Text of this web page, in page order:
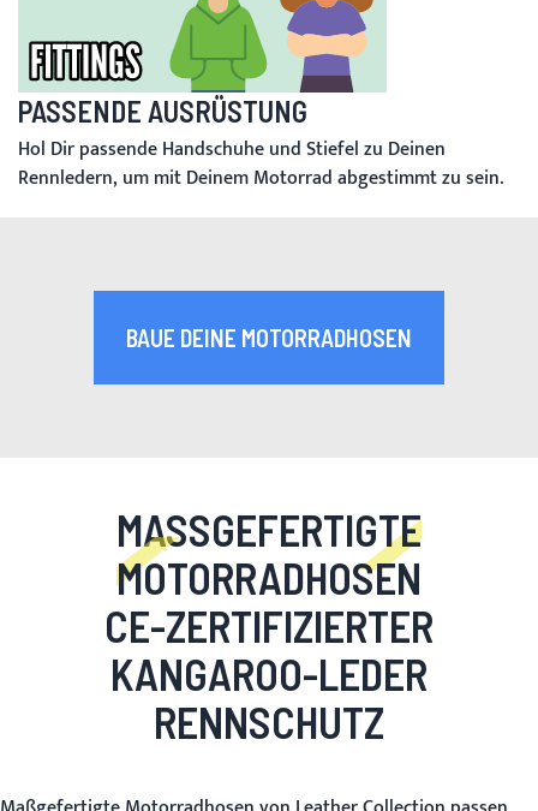
PASSENDE AUSRÜSTUNG
Hol Dir passende Handschuhe und Stiefel zu Deinen
Rennledern, um mit Deinem Motorrad abgestimmt zu sein.
BAUE DEINE MOTORRADHOSEN
MASSGEFERTIGTE M
OTORRADHOSEN
CE-ZERTIFIZIERTER
KANGAROO-LEDER
RENNSCHUTZ